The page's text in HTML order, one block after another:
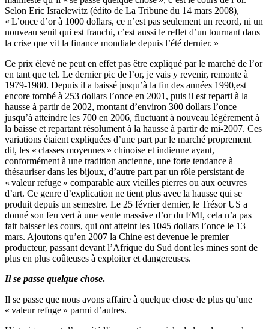
Selon Eric Israelewitz (édito de La Tribune du 14 mars 2008),
« L’once d’or à 1000 dollars, ce n’est pas seulement un record, ni un
nouveau seuil qui est franchi, c’est aussi le reflet d’un tournant dans
la crise que vit la finance mondiale depuis l’été dernier. »
Ce prix élevé ne peut en effet pas être expliqué par le marché de l’or
en tant que tel. Le dernier pic de l’or, je vais y revenir, remonte à
1979-1980. Depuis il a baissé jusqu’à la fin des années 1990,est
encore tombé à 253 dollars l’once en 2001, puis il est reparti à la
hausse à partir de 2002, montant d’environ 300 dollars l’once
jusqu’à atteindre les 700 en 2006, fluctuant à nouveau légèrement à
la baisse et repartant résolument à la hausse à partir de mi-2007. Ces
variations étaient expliquées d’une part par le marché proprement
dit, les « classes moyennes » chinoise et indienne ayant,
conformément à une tradition ancienne, une forte tendance à
thésauriser dans les bijoux, d’autre part par un rôle persistant de
« valeur refuge » comparable aux vieilles pierres ou aux oeuvres
d’art. Ce genre d’explication ne tient plus avec la hausse qui se
produit depuis un semestre. Le 25 février dernier, le Trésor US a
donné son feu vert à une vente massive d’or du FMI, cela n’a pas
fait baisser les cours, qui ont atteint les 1045 dollars l’once le 13
mars. Ajoutons qu’en 2007 la Chine est devenue le premier
producteur, passant devant l’Afrique du Sud dont les mines sont de
plus en plus coûteuses à exploiter et dangereuses.
Il se passe quelque chose.
Il se passe que nous avons affaire à quelque chose de plus qu’une
« valeur refuge » parmi d’autres.